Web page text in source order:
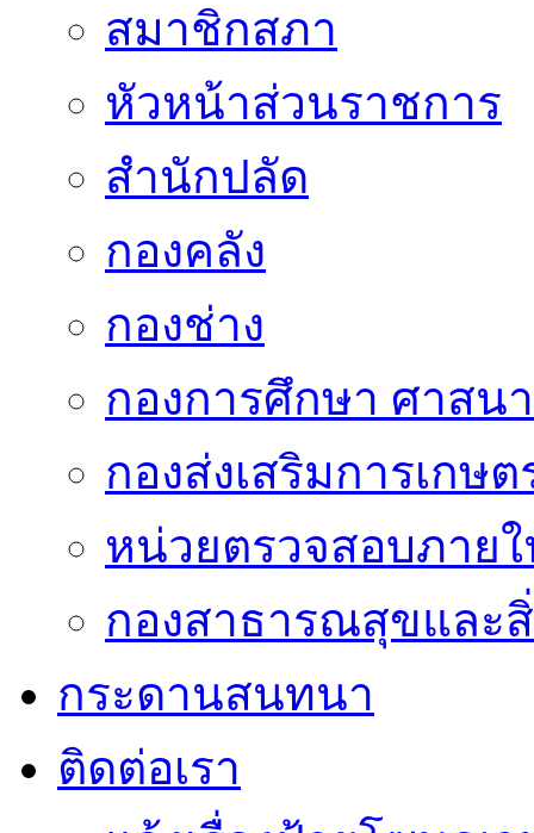
สมาชิกสภา
หัวหน้าส่วนราชการ
สำนักปลัด
กองคลัง
กองช่าง
กองการศึกษา ศาสน
กองส่งเสริมการเกษต
หน่วยตรวจสอบภาย
กองสาธารณสุขและ
กระดานสนทนา
ติดต่อเรา